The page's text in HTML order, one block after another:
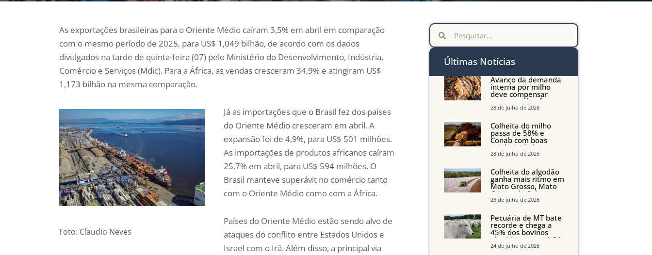
As exportações brasileiras para o Oriente Médio caíram 3,5% em abril em comparação
com o mesmo período de 2025, para US$ 1,049 bilhão, de acordo com os dados
divulgados na tarde de quinta-feira (07) pelo Ministério do Desenvolvimento, Indústria,
Comércio e Serviços (Mdic). Para a África, as vendas cresceram 34,9% e atingiram US$
1,173 bilhão na mesma comparação.
Foto: Claudio Neves
Já as importações que o Brasil fez dos países
do Oriente Médio cresceram em abril. A
expansão foi de 4,9%, para US$ 501 milhões.
As importações de produtos africanos caíram
25,7% em abril, para US$ 594 milhões. O
Brasil manteve superávit no comércio tanto
com o Oriente Médio como com a África.
Países do Oriente Médio estão sendo alvo de
ataques do conflito entre Estados Unidos e
Israel com o Irã. Além disso, a principal via
Últimas Notícias
Avanço da demanda
interna por milho
deve compensar
aumento da oferta
com safra recorde em
Imea
28 de julho de 2026
Colheita do milho
passa de 58% e
Conab com boas
produtividades em
Mato Grosso, mas
Maranhão e Piauí
28 de julho de 2026
Colheita do algodão
ganha mais ritmo em
Mato Grosso, Mato
Grosso do Sul e
Maranhão
28 de julho de 2026
Pecuária de MT bate
recorde e chega a
45% dos bovinos
abatidos com até 24
meses
24 de julho de 2026